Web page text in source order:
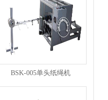
BSK-005单头纸绳机